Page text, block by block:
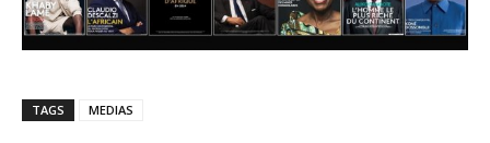
TAGS MEDIAS